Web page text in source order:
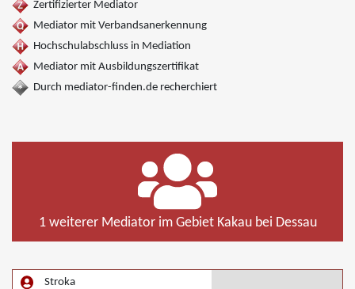
Zertifizierter Mediator
Mediator mit Verbandsanerkennung
Hochschulabschluss in Mediation
Mediator mit Ausbildungszertifikat
Durch mediator-finden.de recherchiert
1 weiterer Mediator im Gebiet Kakau bei Dessau
Stroka